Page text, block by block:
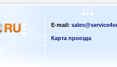
E-mail:
Карта проезда